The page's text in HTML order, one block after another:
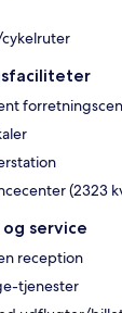
(2323
service
reception
tjenester